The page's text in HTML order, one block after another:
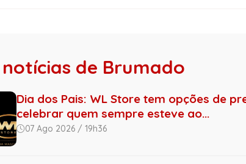
de Brumado
Dia dos Pais: WL Store tem opções de
celebrar quem sempre esteve ao...
07 Ago 2026 / 19h36